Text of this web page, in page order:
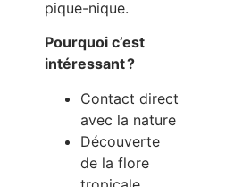
pique-nique.
Pourquoi c’est
intéressant ?
Contact direct
avec la nature
Découverte
de la flore